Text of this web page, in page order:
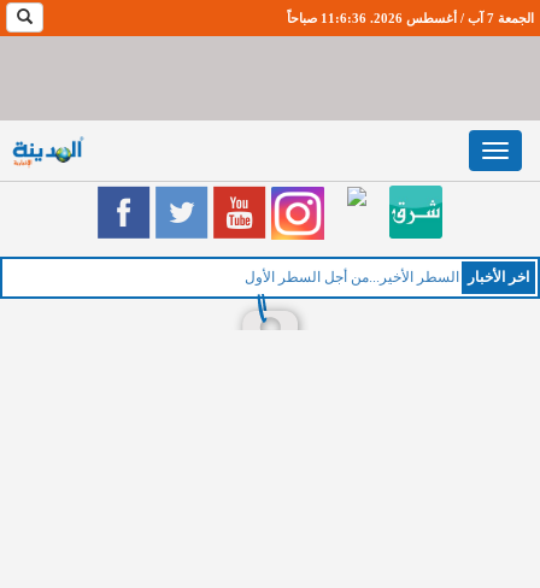
الجمعة 7 آب / أغسطس 2026. 11:6:37 صباحاً
Toggle
navigation
اخر اﻷخبار